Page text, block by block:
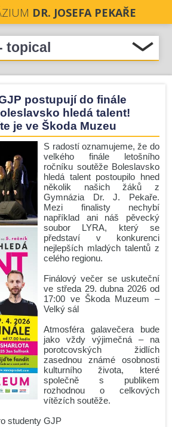
DR. JOSEFA PEKAŘE
NEWS
CONTACTS
topical
2026
rozdány
prázdnin.
revue je zde!
- podzim 2026
v pohybu i srdcem!
jedna mise!
s GJP
Metoděje Vlacha
Pekaře podpořilo Český den proti
ocenění města Mladá Boleslav
2026
postupují do finále
hledá talent!
je ve Škoda Muzeu
S radostí oznamujeme, že do
velkého finále letošního
ročníku soutěže Boleslavsko
hledá talent postoupilo hned
několik našich žáků z
Gymnázia Dr. J. Pekaře.
Mezi finalisty nechybí
například ani náš pěvecký
soubor LYRA, který se
představí v konkurenci
nejlepších mladých talentů z
celého regionu.
Finálový večer se uskuteční
ve středa 29. dubna 2026 od
17:00 ve Škoda Muzeum –
Velký sál
Atmosféra galavečera bude
jako vždy výjimečná – na
porotcovských židlích
zasednou známé osobnosti
kulturního života, které
společně s publikem
rozhodnou o celkových
vítězích soutěže.
studenty GJP